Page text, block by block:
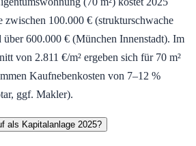
zwischen 100.000 € (strukturschwache
600.000 € (München Innenstadt). Im
von 2.811 €/m² ergeben sich für 70 m²
Kaufnebenkosten von 7–12 %
ggf. Makler).
als Kapitalanlage 2025?